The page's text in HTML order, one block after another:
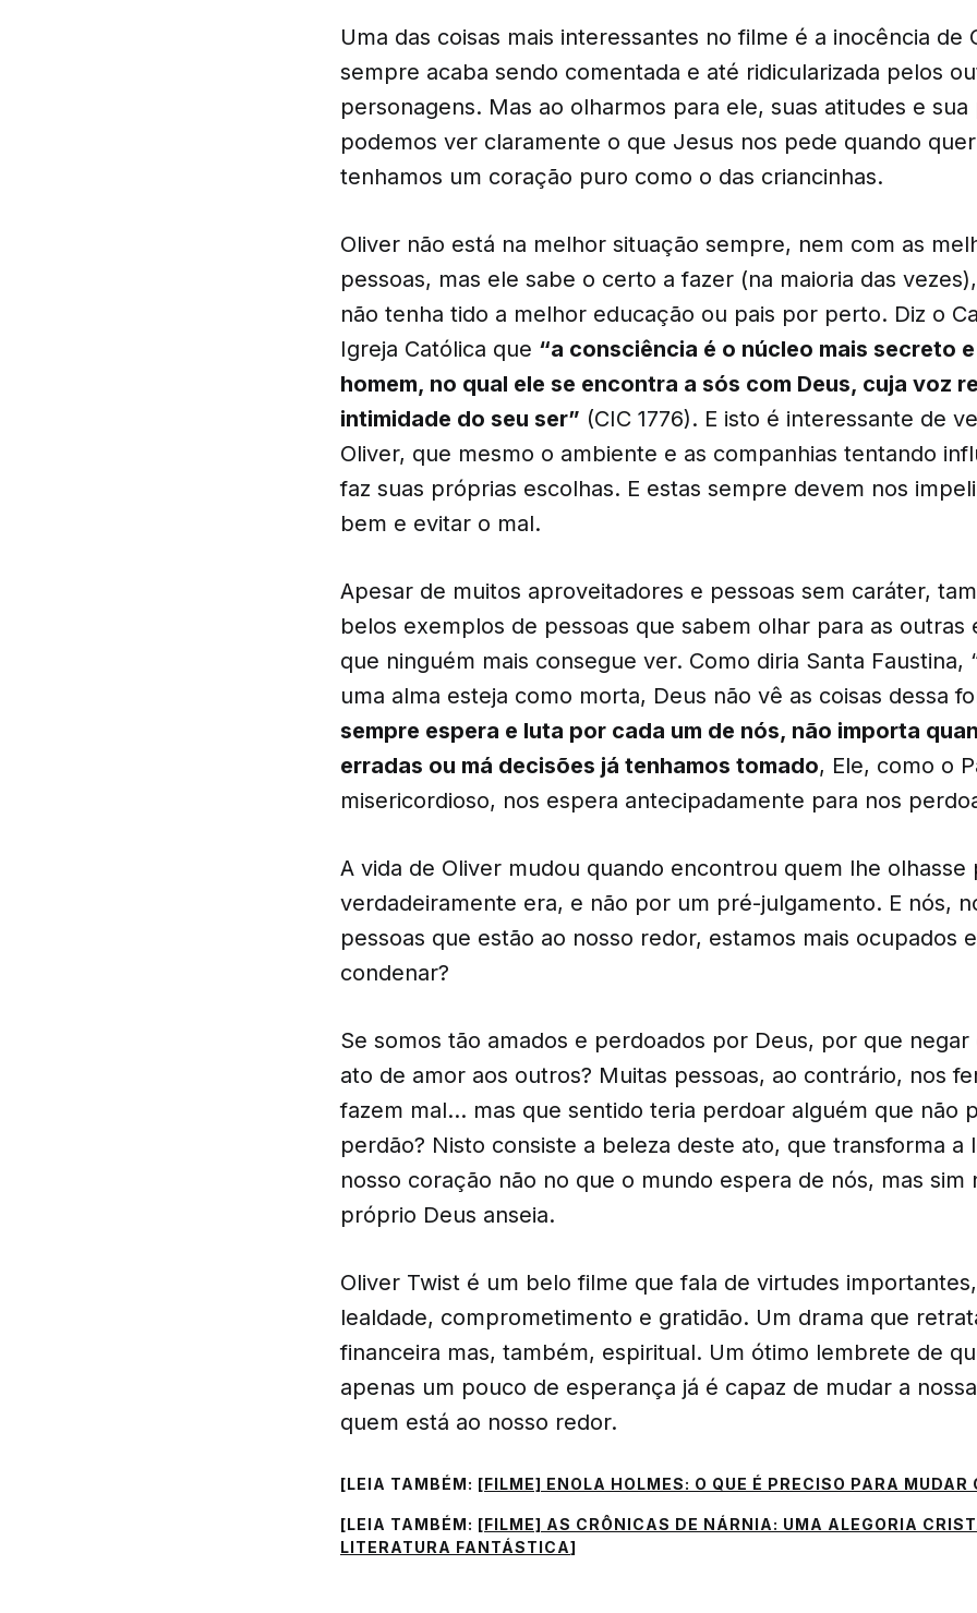
Uma das coisas mais interessantes no filme é a inocência de
sempre acaba sendo comentada e até ridicularizada pelos
personagens. Mas ao olharmos para ele, suas atitudes e sua
podemos ver claramente o que Jesus nos pede quando
tenhamos um coração puro como o das criancinhas.
Oliver não está na melhor situação sempre, nem com as
pessoas, mas ele sabe o certo a fazer (na maioria das
não tenha tido a melhor educação ou pais por perto. Diz o
Igreja Católica que “a consciência é o núcleo mais secreto
homem, no qual ele se encontra a sós com Deus, cuja voz
intimidade do seu ser” (CIC 1776). E isto é interessante de
Oliver, que mesmo o ambiente e as companhias tentando
faz suas próprias escolhas. E estas sempre devem nos
bem e evitar o mal.
Apesar de muitos aproveitadores e pessoas sem caráter,
belos exemplos de pessoas que sabem olhar para as outras
que ninguém mais consegue ver. Como diria Santa Faustina,
uma alma esteja como morta, Deus não vê as coisas dessa
sempre espera e luta por cada um de nós, não importa
erradas ou má decisões já tenhamos tomado, Ele, como o
misericordioso, nos espera antecipadamente para nos
A vida de Oliver mudou quando encontrou quem lhe olhasse
verdadeiramente era, e não por um pré-julgamento. E nós,
pessoas que estão ao nosso redor, estamos mais ocupados
condenar?
Se somos tão amados e perdoados por Deus, por que negar
ato de amor aos outros? Muitas pessoas, ao contrário, nos
fazem mal… mas que sentido teria perdoar alguém que não
perdão? Nisto consiste a beleza deste ato, que transforma a
nosso coração não no que o mundo espera de nós, mas sim
próprio Deus anseia.
Oliver Twist é um belo filme que fala de virtudes
lealdade, comprometimento e gratidão. Um drama que
financeira mas, também, espiritual. Um ótimo lembrete de
apenas um pouco de esperança já é capaz de mudar a
quem está ao nosso redor.
[LEIA TAMBÉM: [FILME] ENOLA HOLMES: O QUE É PRECISO PARA MUDAR
[LEIA TAMBÉM: [FILME] AS CRÔNICAS DE NÁRNIA: UMA ALEGORIA
LITERATURA FANTÁSTICA]